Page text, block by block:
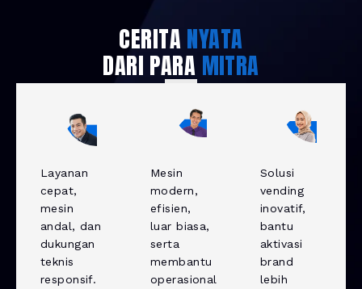
CERITANYATA
DARI PARA MITRA
Layanan
cepat,
mesin
andal, dan
dukungan
teknis
responsif.
Mesin
modern,
efisien,
luar biasa,
serta
membantu
operasional
Solusi
vending
inovatif,
bantu
aktivasi
brand
lebih